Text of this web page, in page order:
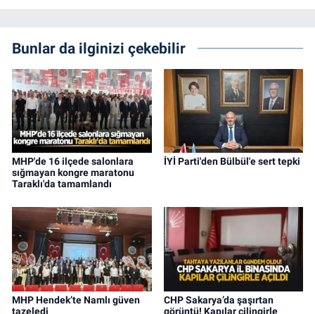
Bunlar da ilginizi çekebilir
MHP'de 16 ilçede salonlara
sığmayan kongre maratonu
Taraklı'da tamamlandı
İYİ Parti'den Bülbül'e sert tepki
MHP Hendek’te Namlı güven
tazeledi
CHP Sakarya’da şaşırtan
görüntü! Kapılar çilingirle